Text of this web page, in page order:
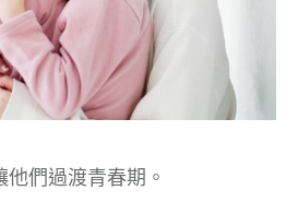
們過渡青春期。